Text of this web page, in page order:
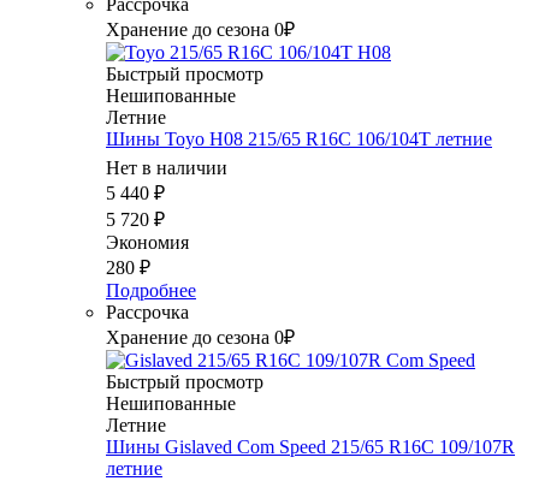
Рассрочка
Хранение до сезона 0₽
Быстрый просмотр
Нешипованные
Летние
Шины Toyo H08 215/65 R16C 106/104T летние
Нет в наличии
5 440 ₽
5 720 ₽
Экономия
280 ₽
Подробнее
Рассрочка
Хранение до сезона 0₽
Быстрый просмотр
Нешипованные
Летние
Шины Gislaved Com Speed 215/65 R16C 109/107R
летние